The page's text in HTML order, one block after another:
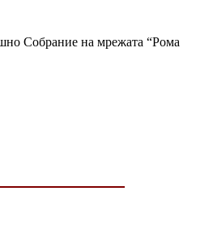
Собрание на мрежата “Рома